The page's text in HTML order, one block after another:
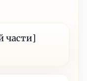
части]